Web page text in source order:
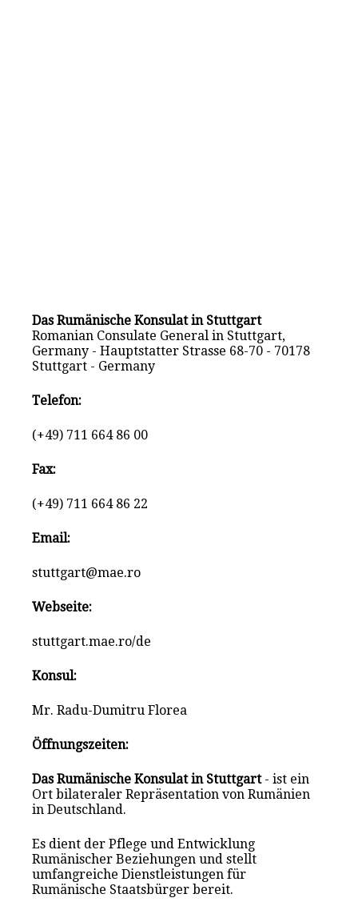
Das Rumänische Konsulat in Stuttgart
Romanian Consulate General in Stuttgart,
Germany - Hauptstatter Strasse 68-70 - 70178
Stuttgart - Germany
Telefon:
(+49) 711 664 86 00
Fax:
(+49) 711 664 86 22
Email:
stuttgart@mae.ro
Webseite:
stuttgart.mae.ro/de
Konsul:
Mr. Radu-Dumitru Florea
Öffnungszeiten:
Das Rumänische Konsulat in Stuttgart- ist ein
Ort bilateraler Repräsentation von Rumänien
in Deutschland.
Es dient der Pflege und Entwicklung
Rumänischer Beziehungen und stellt
umfangreiche Dienstleistungen für
Rumänische Staatsbürger bereit.